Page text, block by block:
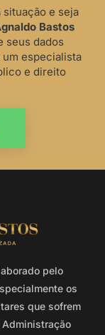
e seja
Bastos
seus dados
especialista
e direito
pelo
os
que sofrem